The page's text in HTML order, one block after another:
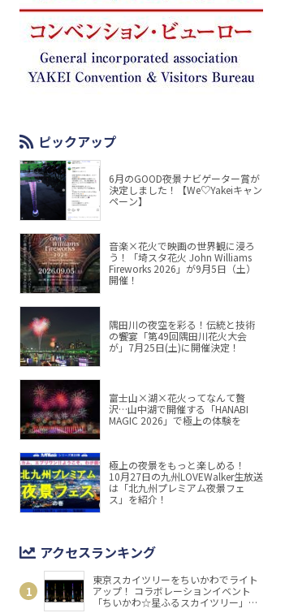
ピックアップ
6月のGOOD夜景ナビゲーター賞が
決定しました！【We♡Yakeiキャン
ペーン】
音楽×花火で映画の世界観に浸ろ
う！「埼スタ花火 John Williams
Fireworks 2026」が9月5日（土）
開催！
隅田川の夜空を彩る！伝統と技術
の饗宴「第49回隅田川花火大会
が」7月25日(土)に開催決定！
富士山×湖×花火ってなんて贅
沢…山中湖で開催する「HANABI
MAGIC 2026」で極上の体験を
極上の夜景をもっと楽しめる！
10月27日の九州LOVEWalker生放送
は「北九州プレミアム夜景フェ
ス」を紹介！
アクセスランキング
東京スカイツリーをちいかわでライト
アップ！ コラボレーションイベント
「ちいかわ☆星ふるスカイツリー」開